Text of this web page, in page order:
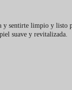
y sentirte limpio y listo
suave y revitalizada.